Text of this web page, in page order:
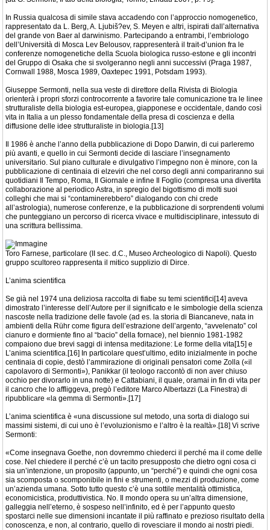
In Russia qualcosa di simile stava accadendo con l’approccio nomogenetico,
rappresentato da L. Berg, A. Ljubiš?ev, S. Meyen e altri, ispirati dall’alternativa
del grande von Baer al darwinismo. Partecipando a entrambi, l’embriologo
dell’Università di Mosca Lev Belousov, rappresenterà il trait-d’union fra le
conferenze nomogenetiche della Scuola biologica russo-estone e gli incontri
del Gruppo di Osaka che si svolgeranno negli anni successivi (Praga 1987,
Cornwall 1988, Mosca 1989, Oaxtepec 1991, Potsdam 1993).
Giuseppe Sermonti, nella sua veste di direttore della Rivista di Biologia
orienterà i propri sforzi controcorrente a favorire tale comunicazione tra le linee
strutturaliste della biologia est-europea, giapponese e occidentale, dando così
vita in Italia a un plesso fondamentale della presa di coscienza e della
diffusione delle idee strutturaliste in biologia.[13]
Il 1986 è anche l’anno della pubblicazione di Dopo Darwin, di cui parleremo
più avanti, e quello in cui Sermonti decide di lasciare l’insegnamento
universitario. Sul piano culturale e divulgativo l’impegno non è minore, con la
pubblicazione di centinaia di elzeviri che nel corso degli anni compariranno sui
quotidiani Il Tempo, Roma, Il Giornale e infine Il Foglio (compresa una divertita
collaborazione al periodico Astra, in spregio del bigottismo di molti suoi
colleghi che mai si “contaminerebbero” dialogando con chi crede
all’astrologia), numerose conferenze, e la pubblicazione di sorprendenti volumi
che punteggiano un percorso di ricerca vivace e multidisciplinare, intessuto di
una scrittura bellissima.
Toro Farnese, particolare (II sec. d.C., Museo Archeologico di Napoli). Questo
gruppo scultoreo rappresenta il mitico supplizio di Dirce.
L’anima scientifica
Se già nel 1974 una deliziosa raccolta di fiabe su temi scientifici[14] aveva
dimostrato l’interesse dell’Autore per il significato e le simbologie della scienza
nascoste nella tradizione delle favole (ad es. la storia di Biancaneve, nata in
ambienti della Rühr come figura dell’estrazione dell’argento, “avvelenato” col
cianuro e dormiente fino al “bacio” della fornace), nel biennio 1981-1982
compaiono due brevi saggi di intensa meditazione: Le forme della vita[15] e
L’anima scientifica.[16] In particolare quest’ultimo, edito inizialmente in poche
centinaia di copie, destò l’ammirazione di originali pensatori come Zolla («il
capolavoro di Sermonti»), Panikkar (il teologo raccontò di non aver chiuso
occhio per divorarlo in una notte) e Cattabiani, il quale, oramai in fin di vita per
il cancro che lo affliggeva, pregò l’editore Marco Albertazzi (La Finestra) di
ripubblicare «la gemma di Sermonti».[17]
L’anima scientifica è «una discussione sul metodo, una sorta di dialogo sui
massimi sistemi, di cui uno è l’evoluzionismo e l’altro è la realtà».[18] Vi scrive
Sermonti:
«Come insegnava Goethe, non dovremmo chiederci il perché ma il come delle
cose. Nel chiedere il perché c’è un tacito presupposto che dietro ogni cosa ci
sia un’intenzione, un proposito (appunto, un “perché”) e quindi che ogni cosa
sia scomposta o scomponibile in fini e strumenti, o mezzi di produzione, come
un’azienda umana. Sotto tutto questo c’è una sottile mentalità ottimistica,
economicistica, produttivistica. No. Il mondo opera su un’altra dimensione,
galleggia nell’eterno, è sospeso nell’infinito, ed è per l’appunto questo
spostarci nelle sue dimensioni incantate il più raffinato e prezioso risultato della
conoscenza, e non, al contrario, quello di rovesciare il mondo ai nostri piedi.